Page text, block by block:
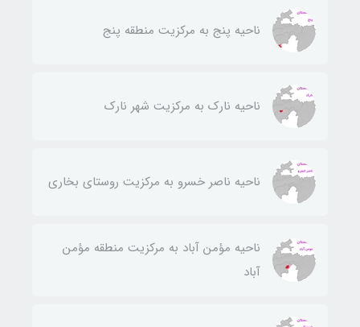
ناحيه پنج به مركزيت منطقه پنج
ناحيه نارك به مركزيت شهر نارك
ناحيه ناصر خسرو به مركزيت روستای بخاری
ناحيه مؤمن آباد به مركزيت منطقه مؤمن
آباد